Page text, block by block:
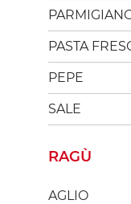
PASTA
PEPE
SALE
RAGÙ
AGLIO